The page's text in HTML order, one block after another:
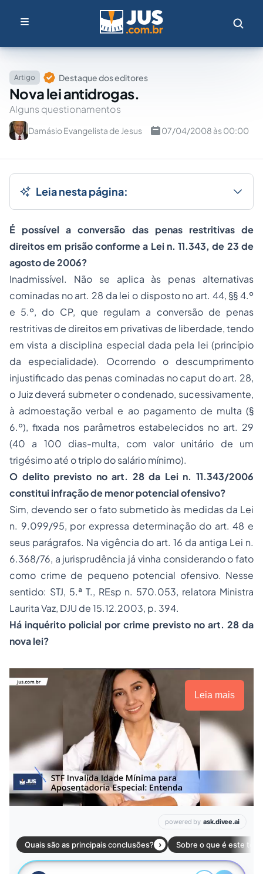
Artigo Destaque dos editores
Nova lei antidrogas.
Alguns questionamentos
Damásio Evangelista de Jesus 07/04/2008 às 00:00
Leia nesta página:
É possível a conversão das penasrestritivas de
direitos em prisão conforme a Lei n. 11.343, de 23 de
agosto de 2006?
Inadmissível. Não se aplica às penas alternativas
cominadas no art. 28 da lei o disposto no art. 44, §§ 4.º
e 5.º, do CP, que regulam a conversão de penas
restritivas de direitos em privativas de liberdade, tendo
em vista a disciplina especial dada pela lei (princípio
da especialidade). Ocorrendo o descumprimento
injustificado das penas cominadas no caput do art. 28,
o Juiz deverá submeter o condenado, sucessivamente,
à admoestação verbal e ao pagamento de multa (§
6.º), fixada nos parâmetros estabelecidos no art. 29
(40 a 100 dias-multa, com valor unitário de um
trigésimo até o triplo do salário mínimo).
O delito previsto no art. 28 da Lei n. 11.343/2006
constitui infração de menor potencial ofensivo?
Sim, devendo ser o fato submetido às medidas da Lei
n. 9.099/95, por expressa determinação do art. 48 e
seus parágrafos. Na vigência do art. 16 da antiga Lei n.
6.368/76, a jurisprudência já vinha considerando o fato
como crime de pequeno potencial ofensivo. Nesse
sentido: STJ, 5.ª T., REsp n. 570.053, relatora Ministra
Laurita Vaz, DJU de 15.12.2003, p. 394.
Há inquérito policial por crime previsto no art. 28 da
nova lei?
Leia mais